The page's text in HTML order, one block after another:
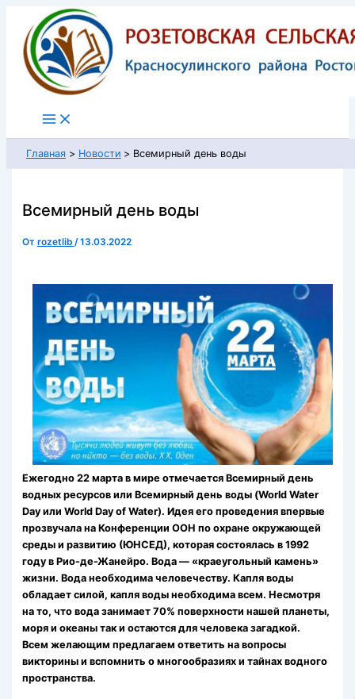
Перейти
содержимому
Главная Новости Всемирный день воды
Всемирный день воды
От rozetlib /13.03.2022
Ежегодно 22 марта в мире отмечается Всемирный день
водных ресурсов или Всемирный день воды (World Water
Day или World Day of Water). Идея его проведения впервые
прозвучала на Конференции ООН по охране окружающей
среды и развитию (ЮНСЕД), которая состоялась в 1992
году в Рио-де-Жанейро. Вода — «краеугольный камень»
жизни. Вода необходима человечеству. Капля воды
обладает силой, капля воды необходима всем. Несмотря
на то, что вода занимает 70% поверхности нашей планеты,
моря и океаны так и остаются для человека загадкой.
Всем желающим предлагаем ответить на вопросы
викторины и вспомнить о многообразиях и тайнах водного
пространства.